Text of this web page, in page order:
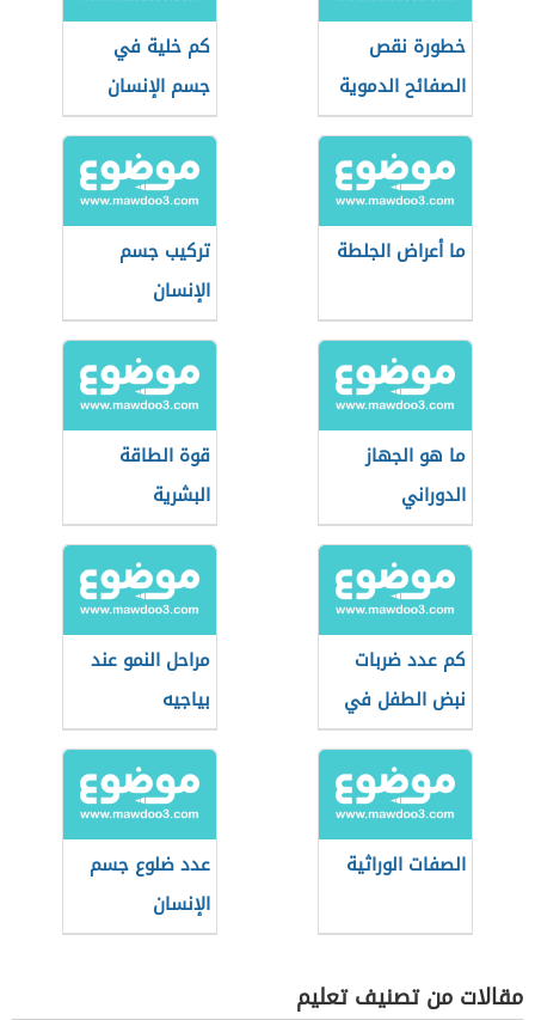
خطورة نقص
الصفائح الدموية
كم خلية في
جسم الإنسان
ما أعراض الجلطة
تركيب جسم
الإنسان
ما هو الجهاز
الدوراني
قوة الطاقة
البشرية
كم عدد ضربات
نبض الطفل في
الدقيقة
مراحل النمو عند
بياجيه
الصفات الوراثية
عدد ضلوع جسم
الإنسان
مقالات من تصنيف تعليم